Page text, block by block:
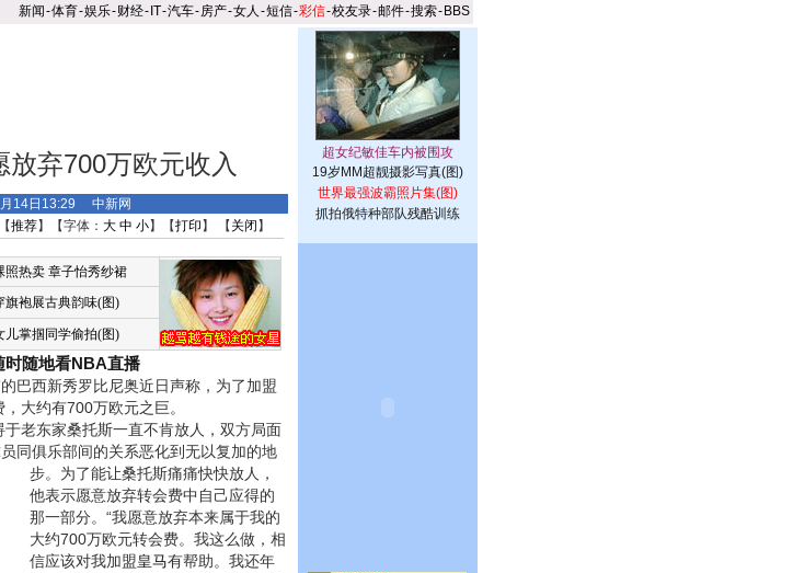
新闻-体育-娱乐-财经- IT-汽车-房产-女人 -短信-彩信-校友录-邮件-搜索- BBS
弃700万欧元收入
14日13:29 中新网
推荐】【字体： 大 中 小】【打印 】 【 关闭 】
照热卖 章子怡秀纱裙
旗袍展古典韵味(图)
儿掌掴同学偷拍(图)
时随地看NBA直播
巴西新秀罗比尼奥近日声称，为了加盟
大约有700万欧元之巨。
老东家桑托斯一直不肯放人，双方局面
同俱乐部间的关系恶化到无以复加的地
步。 为了能让桑托斯痛痛快快放人，
他表示愿意放弃转会费中自己应得的
那一部分。“我愿意放弃本来属于我的
大约700万欧元转会费。我这么做，相
信应该对我加盟皇马有帮助。我还年
19岁MM超靓摄影写真(图)
世界最强波霸照片集(图)
抓拍俄特种部队残酷训练